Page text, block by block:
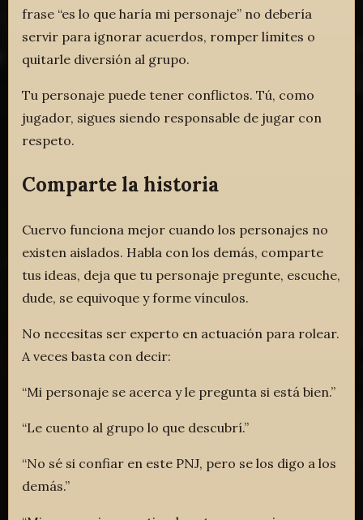
frase “es lo que haría mi personaje” no debería
servir para ignorar acuerdos, romper límites o
quitarle diversión al grupo.
Tu personaje puede tener conflictos. Tú, como
jugador, sigues siendo responsable de jugar con
respeto.
Comparte la historia
Cuervo funciona mejor cuando los personajes no
existen aislados. Habla con los demás, comparte
tus ideas, deja que tu personaje pregunte, escuche,
dude, se equivoque y forme vínculos.
No necesitas ser experto en actuación para rolear.
A veces basta con decir:
“Mi personaje se acerca y le pregunta si está bien.”
“Le cuento al grupo lo que descubrí.”
“No sé si confiar en este PNJ, pero se los digo a los
demás.”